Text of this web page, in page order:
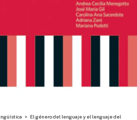
> El género del lenguaje y el lenguaje del